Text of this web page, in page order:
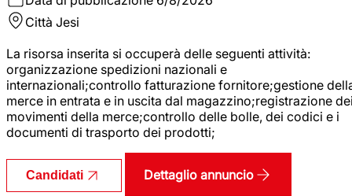
Città Jesi
La risorsa inserita si occuperà delle seguenti attività:
organizzazione spedizioni nazionali e
internazionali;controllo fatturazione fornitore;gestione
merce in entrata e in uscita dal magazzino;registrazione
movimenti della merce;controllo delle bolle, dei codici e i
documenti di trasporto dei prodotti;
Candidati Dettaglio annuncio